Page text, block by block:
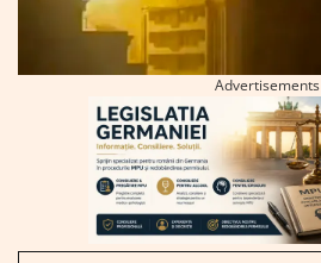
Advertisements